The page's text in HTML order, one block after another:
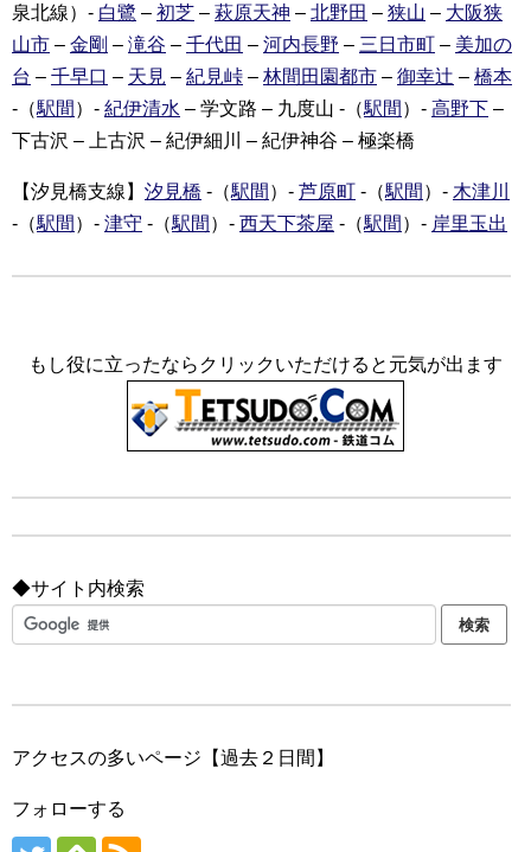
泉北線）- 白鷺 – 初芝 – 萩原天神 – 北野田 – 狭山 – 大阪狭
山市 – 金剛 – 滝谷 – 千代田 – 河内長野 – 三日市町 – 美加の
台 – 千早口 – 天見 – 紀見峠 – 林間田園都市 – 御幸辻 – 橋本
-（駅間 ）- 紀伊清水 – 学文路 – 九度山 -（駅間 ）- 高野下 –
下古沢 – 上古沢 – 紀伊細川 – 紀伊神谷 – 極楽橋
【汐見橋支線】 汐見橋 -（駅間 ）- 芦原町 -（駅間 ）- 木津川
-（駅間 ）- 津守 -（駅間 ）- 西天下茶屋 -（駅間 ）- 岸里玉出
もし役に立ったならクリックいただけると元気が出ます
◆サイト内検索
アクセスの多いページ【過去２日間】
フォローする